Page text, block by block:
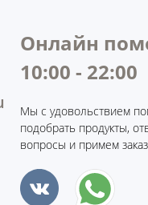
Онлайн
10:00 - 22:00
Мы с удовольствием
подобрать продукты,
вопросы и примем